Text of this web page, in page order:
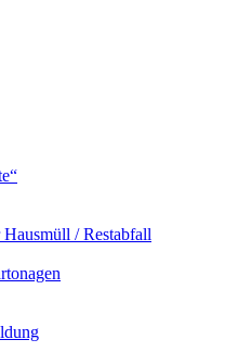
/ Restabfall